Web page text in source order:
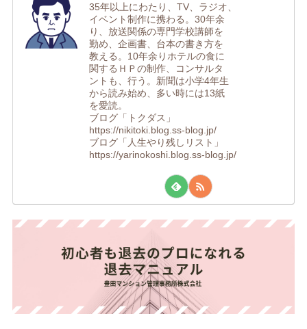
35年以上にわたり、TV、ラジオ、
イベント制作に携わる。30年余
り、放送関係の専門学校講師を
勤め、企画書、台本の書き方を
教える。10年余りホテルの食に
関するＨＰの制作、コンサルタ
ントも、行う。新聞は小学4年生
から読み始め、多い時には13紙
を愛読。
ブログ「トクダス」
https://nikitoki.blog.ss-blog.jp/
ブログ「人生やり残しリスト」
https://yarinokoshi.blog.ss-blog.jp/